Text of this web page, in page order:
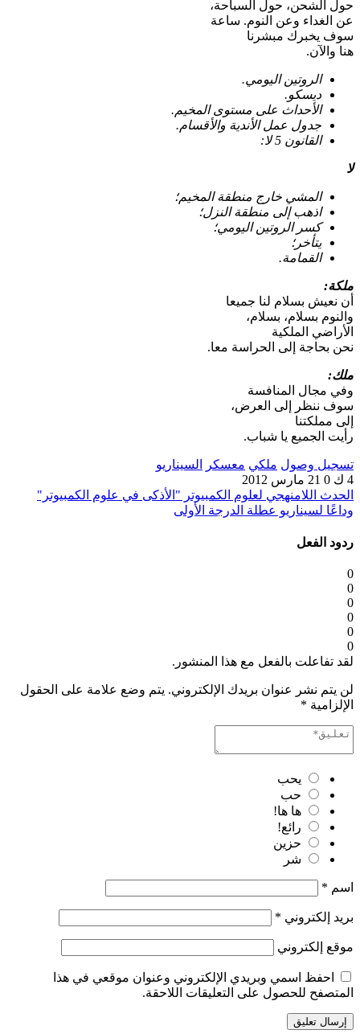
حول الشحن، حول السباحة،
عن الغداء وعن النوم. ساعة
سوف يخبرك مبشرنا
هنا والآن.
الروتين اليومي.
ديسكو.
الأحداث على مستوى المخيم.
جدول عمل الأندية والأقسام.
القانون 5 لا:
لا
المشي خارج منطقة المخيم؛
اذهب إلى منطقة النزل؛
كسر الروتين اليومي؛
يتأخر؛
القمامة.
ملكة:
أن نعيش بسلام لنا جميعا
والنوم بسلام، بسلام،
الأراضي الملكية
نحن بحاجة إلى الحراسة معا.
ملك:
وفي مجال المنافسة
سوف ننظر إلى العرض،
إلى مملكتنا
رأيت الجميع يا شباب.
تسجيل وصول ملكي معسكر
السيناريو
4 ك
0 21 مارس 2012
الحدث اللامنهجي لعلوم الكمبيوتر "الأذكى في علوم الكمبيوتر"
وداعًا لسيناريو عطلة الدرجة الأولى
ردود الفعل
0
0
0
0
0
0
لقد تفاعلت بالفعل مع هذا المنشور.
لن يتم نشر عنوان بريدك الإلكتروني. يتم وضع علامة على الحقول
الإلزامية *
يحب
حب
ها ها!
رائع!
حزين
شر
اسم *
بريد إلكتروني *
موقع إلكتروني
احفظ اسمي وبريدي الإلكتروني وعنوان موقعي في هذا
المتصفح للحصول على التعليقات اللاحقة.